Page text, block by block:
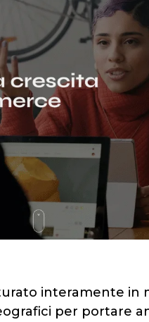
interamente in
per portare